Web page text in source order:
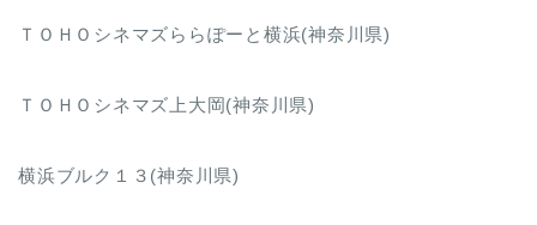
ＴＯＨＯシネマズららぽーと横浜(神奈川県)
ＴＯＨＯシネマズ上大岡(神奈川県)
横浜ブルク１３(神奈川県)